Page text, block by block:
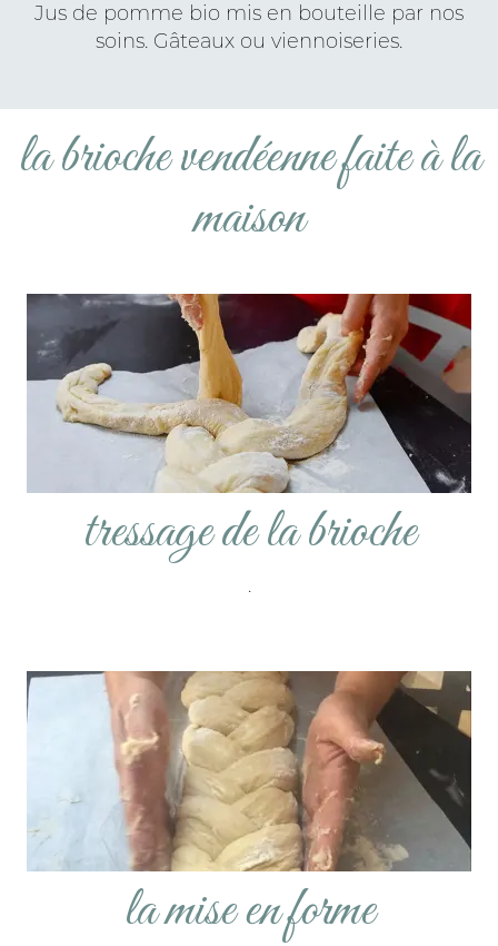
Jus de pomme bio mis en bouteille par nos
soins. Gâteaux ou viennoiseries.
la brioche vendéenne faite à la
maison
tressage de la brioche
.
la mise en forme